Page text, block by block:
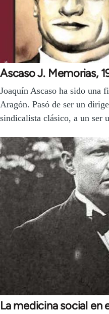
Ascaso J. Memorias,
Joaquín Ascaso ha sido una
Aragón. Pasó de ser un
sindicalista clásico, a un ser
La medicina social en